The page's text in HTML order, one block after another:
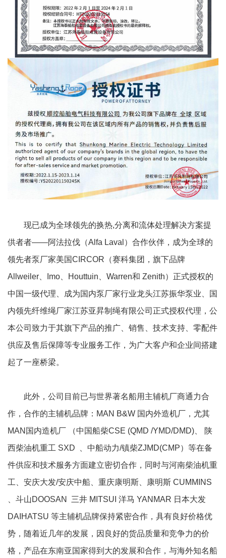
现已成为全球领先的换热,分离和流体处理解决方案提
供者者——阿法拉伐（Alfa Laval）合作伙伴，成为全球的
领先者泵厂家美国CIRCOR（赛科集团，旗下品牌
Allweiler、Imo、Houttuin、Warren和 Zenith）正式授权的
中国一级代理、成为国内泵厂家行业龙头江苏振华泵业、国
内领先纤维绳厂家江苏亚昇制绳有限公司正式授权代理，公
本公司致力于其旗下产品的推广、销售、技术支持、零配件
供应及售后保障等专业服务工作，为广大客户和企业间搭建
起了一座桥梁。
此外，公司目前已与世界著名船用主辅机厂商通力合
作，合作的主辅机品牌：MAN B&W 国内外造机厂，尤其
MAN国内造机厂 （中国船柴CSE (QMD /YMD/DMD)、 陕
西柴油机重工 SXD 、中船动力/镇柴ZJMD(CMP）等在备
件供应和技术服务方面建立密切合作，同时与河南柴油机重
工、安庆大发/安庆中船、重庆康明斯、康明斯 CUMMINS
、斗山DOOSAN 三井 MITSUI 洋马 YANMAR 日本大发
DAIHATSU 等主辅机品牌保持紧密合作，具有良好价格优
势，随着近几年的发展，因良好的货品质量和竞争力的价
格，产品在东南亚国家得到大的发展和合作，与海外知名船